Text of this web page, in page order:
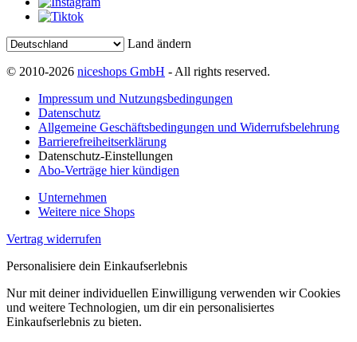
Land ändern
© 2010-2026 niceshops GmbH - All rights reserved.
Impressum und Nutzungsbedingungen
Datenschutz
Allgemeine Geschäftsbedingungen und Widerrufsbelehrung
Barrierefreiheitserklärung
Datenschutz-Einstellungen
Abo-Verträge hier kündigen
Unternehmen
Weitere nice Shops
Vertrag widerrufen
Personalisiere dein Einkaufserlebnis
Nur mit deiner individuellen Einwilligung verwenden wir Cookies
und weitere Technologien, um dir ein personalisiertes
Einkaufserlebnis zu bieten.